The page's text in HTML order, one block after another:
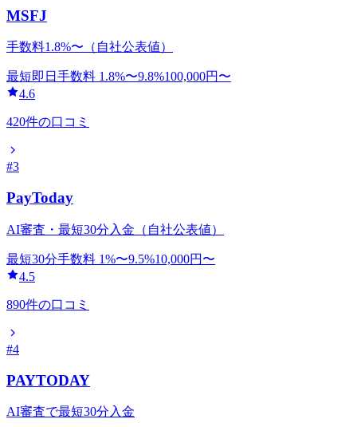
MSFJ
手数料1.8%〜（自社公表値）
最短即日 手数料 1.8%〜9.8%100,000円〜
4.6
420件の口コミ
#3
PayToday
AI審査・最短30分入金（自社公表値）
最短30分手数料 1%〜9.5%10,000円〜
4.5
890件の口コミ
#4
PAYTODAY
AI審査で最短30分入金